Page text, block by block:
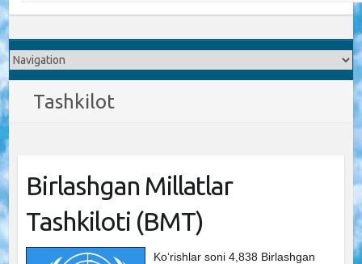
Tashkilot
Birlashgan Millatlar
Tashkiloti (BMT)
Ko‘rishlar soni 4,838 Birlashgan